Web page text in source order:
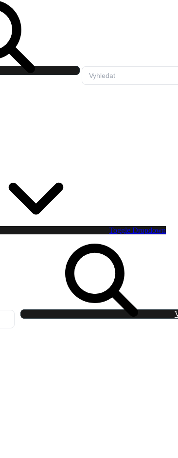
Toggle Dropdown